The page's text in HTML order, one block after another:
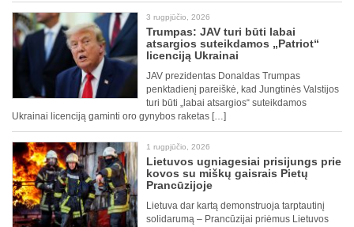
3 rugpjūčio, 2026
Trumpas: JAV turi būti labai
atsargios suteikdamos „Patriot“
licenciją Ukrainai
JAV prezidentas Donaldas Trumpas
penktadienį pareiškė, kad Jungtinės Valstijos
turi būti „labai atsargios“ suteikdamos
Ukrainai licenciją gaminti oro gynybos raketas […]
1 rugpjūčio, 2026
Lietuvos ugniagesiai prisijungs prie
kovos su miškų gaisrais Pietų
Prancūzijoje
Lietuva dar kartą demonstruoja tarptautinį
solidarumą – Prancūzijai priėmus Lietuvos